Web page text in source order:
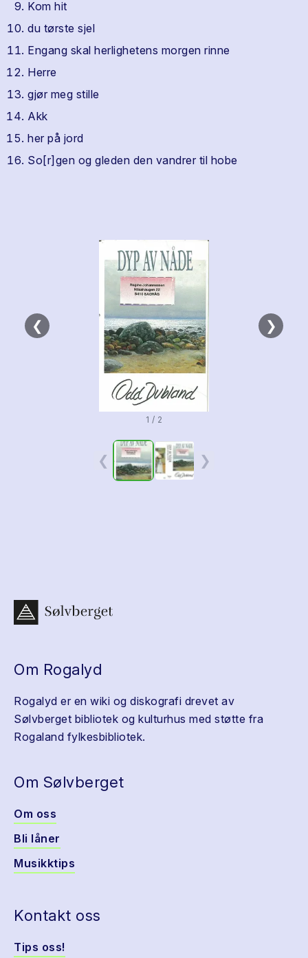
Kom hit
du tørste sjel
Engang skal herlighetens morgen rinne
Herre
gjør meg stille
Akk
her på jord
So[r]gen og gleden den vandrer til hobe
❮ ❯
1 / 2
❮ ❯
Om Rogalyd
Rogalyd er en wiki og diskografi drevet av
Sølvberget bibliotek og kulturhus med støtte fra
Rogaland fylkesbibliotek.
Om Sølvberget
Om oss
Bli låner
Musikktips
Kontakt oss
Tips oss!